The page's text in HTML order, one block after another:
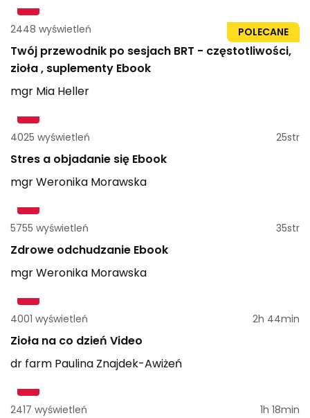
POLECANE
2448 wyświetleń 84str
Twój przewodnik po sesjach BRT - częstotliwości,
zioła , suplementy Ebook
mgr Mia Heller
4025 wyświetleń 25str
Stres a objadanie się Ebook
mgrWeronika Morawska
5755 wyświetleń 35str
Zdrowe odchudzanie Ebook
mgrWeronika Morawska
4001 wyświetleń 2h 44min
Zioła na co dzień Video
dr farm Paulina Znajdek-Awiżeń
2417 wyświetleń 1h 18min